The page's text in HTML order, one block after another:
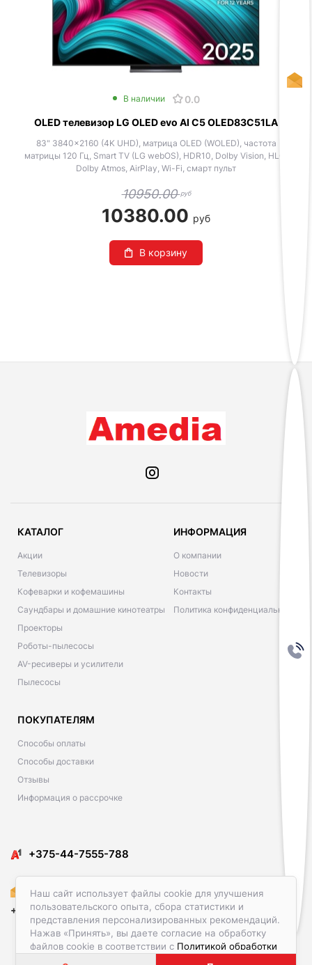
Наш сайт использует файлы cookie для улучшения
пользовательского опыта, сбора статистики и
представления персонализированных рекомендаций.
Нажав «Принять», вы даете согласие на обработку
файлов cookie в соответствии с Политикой обработки
В наличии
0.0
OLED телевизор LG OLED evo AI C5 OLED83C51LA
83" 3840x2160 (4K UHD), матрица OLED (WOLED), частота
матрицы 120 Гц, Smart TV (LG webOS), HDR10, Dolby Vision, HLG,
Dolby Atmos, AirPlay, Wi-Fi, смарт пульт
10950.00руб
10380.00 руб
В корзину
КАТАЛОГ
Акции
Телевизоры
Кофеварки и кофемашины
Саундбары и домашние кинотеатры
Проекторы
Роботы-пылесосы
AV-ресиверы и усилители
Пылесосы
ИНФОРМАЦИЯ
О компании
Новости
Контакты
Политика конфиденциальности
ПОКУПАТЕЛЯМ
Способы оплаты
Способы доставки
Отзывы
Информация о рассрочке
​​+375-44-7555-788
Amediacon@gmail.com
+375-29-586-23-00